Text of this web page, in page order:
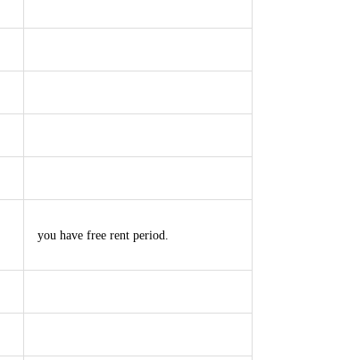
you have free rent period.